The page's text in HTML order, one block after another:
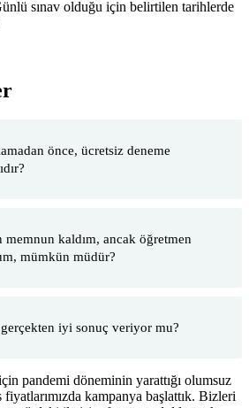
sınav olduğu için belirtilen tarihlerde
önce, ücretsiz deneme
memnun kaldım, ancak öğretmen
mümkün müdür?
iyi sonuç veriyor mu?
pandemi döneminin yarattığı olumsuz
kampanya başlattık. Bizleri